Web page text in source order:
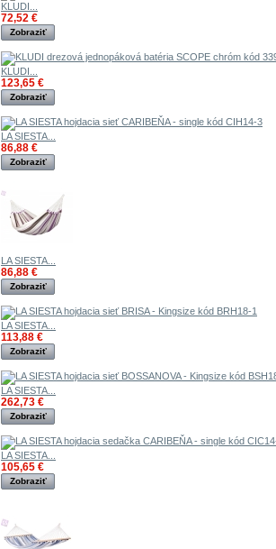
KLUDI...
72,52 €
Zobraziť
KLUDI...
123,65 €
Zobraziť
LA SIESTA...
86,88 €
Zobraziť
LA SIESTA...
86,88 €
Zobraziť
LA SIESTA...
113,88 €
Zobraziť
LA SIESTA...
262,73 €
Zobraziť
LA SIESTA...
105,65 €
Zobraziť